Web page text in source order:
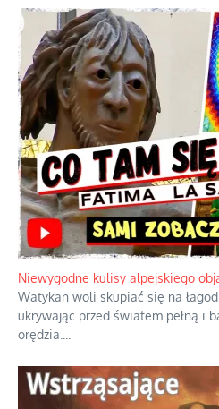
Niewygodne kulisy alpejskiego
Watykan woli skupiać się na
ukrywając przed światem pełną i
orędzia.